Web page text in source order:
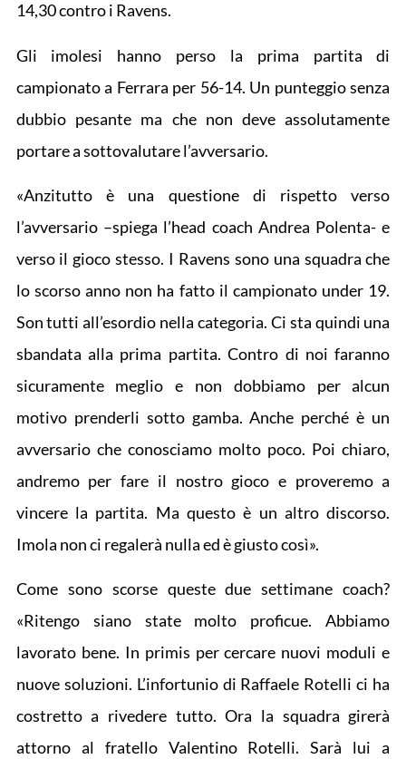
14,30 contro i Ravens.
Gli imolesi hanno perso la prima partita di
campionato a Ferrara per 56-14. Un punteggio senza
dubbio pesante ma che non deve assolutamente
portare a sottovalutare l’avversario.
«Anzitutto è una questione di rispetto verso
l’avversario –spiega l’head coach Andrea Polenta- e
verso il gioco stesso. I Ravens sono una squadra che
lo scorso anno non ha fatto il campionato under 19.
Son tutti all’esordio nella categoria. Ci sta quindi una
sbandata alla prima partita. Contro di noi faranno
sicuramente meglio e non dobbiamo per alcun
motivo prenderli sotto gamba. Anche perché è un
avversario che conosciamo molto poco. Poi chiaro,
andremo per fare il nostro gioco e proveremo a
vincere la partita. Ma questo è un altro discorso.
Imola non ci regalerà nulla ed è giusto così».
Come sono scorse queste due settimane coach?
«Ritengo siano state molto proficue. Abbiamo
lavorato bene. In primis per cercare nuovi moduli e
nuove soluzioni. L’infortunio di Raffaele Rotelli ci ha
costretto a rivedere tutto. Ora la squadra girerà
attorno al fratello Valentino Rotelli. Sarà lui a